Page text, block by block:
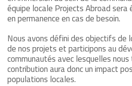
équipe locale Projects Abroad sera
en permanence en cas de besoin.
Nous avons défini des objectifs de
de nos projets et participons au
communautés avec lesquelles
contribution aura donc un impact
populations locales.